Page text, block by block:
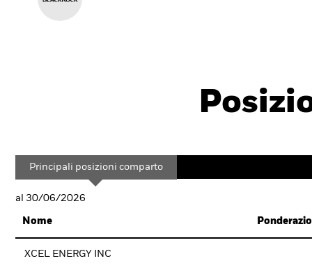
Principali posizioni comparto
al 30/06/2026
Nome
XCEL ENERGY INC